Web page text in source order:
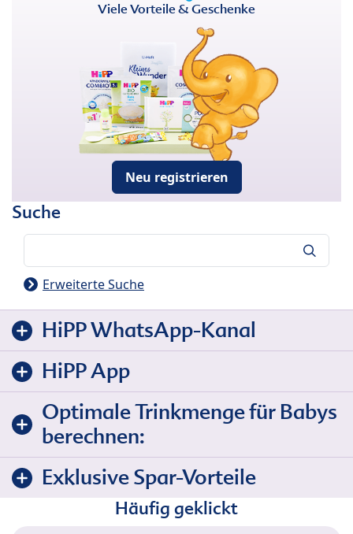
Viele Vorteile & Geschenke
Neu registrieren
Suche
Erweiterte Suche
HiPP WhatsApp-Kanal
HiPP App
Optimale Trinkmenge für Babys
berechnen:
Exklusive Spar-Vorteile
Häufig geklickt